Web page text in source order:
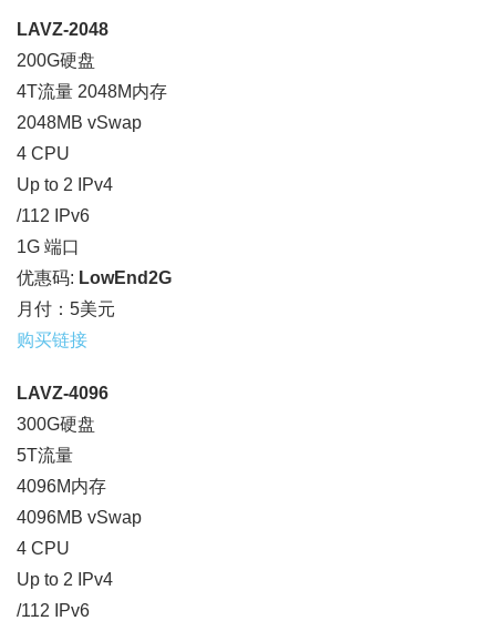
LAVZ-2048
200G硬盘
4T流量 2048M内存
2048MB vSwap
4 CPU
Up to 2 IPv4
/112 IPv6
1G 端口
优惠码: LowEnd2G
月付：5美元
购买链接
LAVZ-4096
300G硬盘
5T流量
4096M内存
4096MB vSwap
4 CPU
Up to 2 IPv4
/112 IPv6